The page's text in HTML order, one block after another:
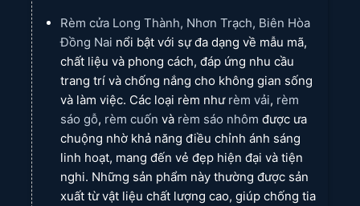
Rèm cửa Long Thành, Nhơn Trạch, Biên Hòa
Đồng Nai nổi bật với sự đa dạng về mẫu mã,
chất liệu và phong cách, đáp ứng nhu cầu
trang trí và chống nắng cho không gian sống
và làm việc. Các loại rèm như rèm vải, rèm
sáo gỗ, rèm cuốn và rèm sáo nhôm được ưa
chuộng nhờ khả năng điều chỉnh ánh sáng
linh hoạt, mang đến vẻ đẹp hiện đại và tiện
nghi. Những sản phẩm này thường được sản
xuất từ vật liệu chất lượng cao, giúp chống tia